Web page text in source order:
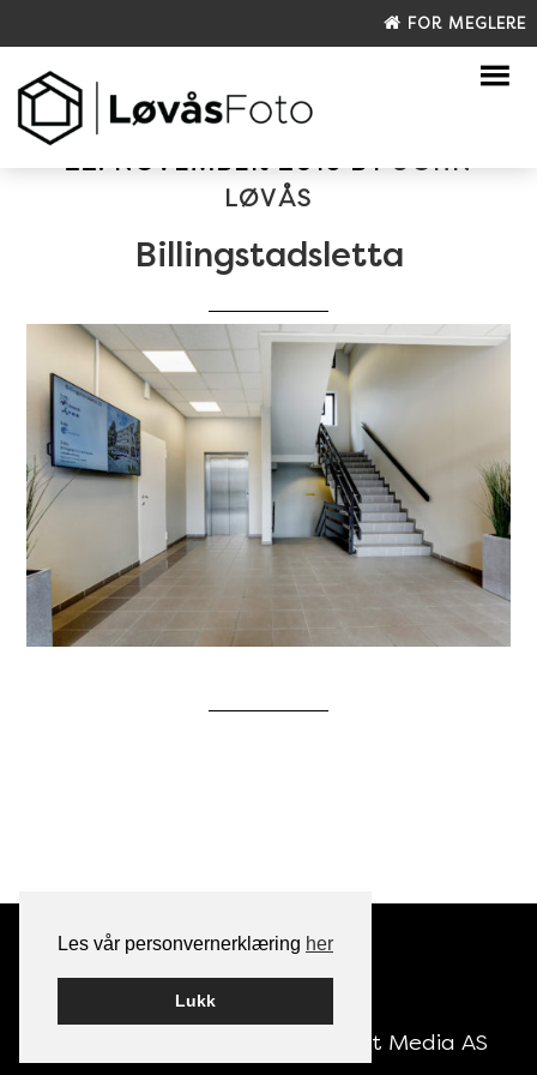
Les vår personvernerklæring her
Lukk
FOR MEGLERE
22. NOVEMBER 2016BYJOHN
LØVÅS
Billingstadsletta
Smart Media AS